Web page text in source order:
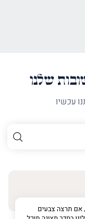
שלנו
עכשיו
אם תרצה צבעים